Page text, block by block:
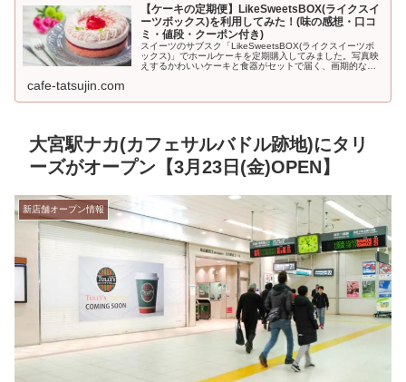
【ケーキの定期便】LikeSweetsBOX(ライクスイ
ーツボックス)を利用してみた！(味の感想・口コ
ミ・値段・クーポン付き)
スイーツのサブスク「LikeSweetsBOX(ライクスイーツボ
ックス)」でホールケーキを定期購入してみました。写真映
えするかわいいケーキと食器がセットで届く、画期的なサ
cafe-tatsujin.com
大宮駅ナカ(カフェサルバドル跡地)にタリ
ーズがオープン【3月23日(金)OPEN】
新店舗オープン情報